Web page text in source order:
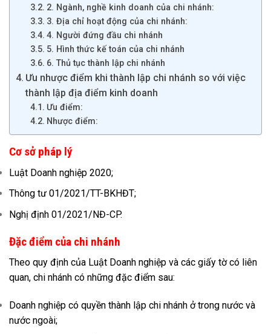
2. Ngành, nghề kinh doanh của chi nhánh:
3. Địa chỉ hoạt động của chi nhánh:
4. Người đứng đầu chi nhánh
5. Hình thức kế toán của chi nhánh
6. Thủ tục thành lập chi nhánh
Ưu nhược điểm khi thành lập chi nhánh so với việc
thành lập địa điểm kinh doanh
Ưu điểm:
Nhược điểm:
Cơ sở pháp lý
Luật Doanh nghiệp 2020;
Thông tư 01/2021/TT-BKHĐT;
Nghị định 01/2021/NĐ-CP.
Đặc điểm của chi nhánh
Theo quy định của Luật Doanh nghiệp và các giấy tờ có liên
quan, chi nhánh có những đặc điểm sau:
Doanh nghiệp có quyền thành lập chi nhánh ở trong nước và
nước ngoài;